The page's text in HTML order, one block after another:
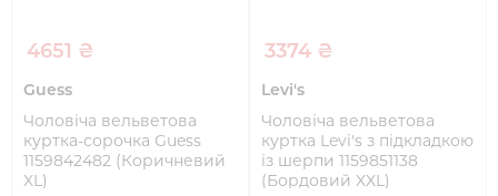
4651 ₴
Guess
Чоловіча вельветова
куртка-сорочка Guess
1159842482 (Коричневий
XL)
3374 ₴
Levi's
Чоловіча вельветова
куртка Levi's з підкладкою
із шерпи 1159851138
(Бордовий XXL)